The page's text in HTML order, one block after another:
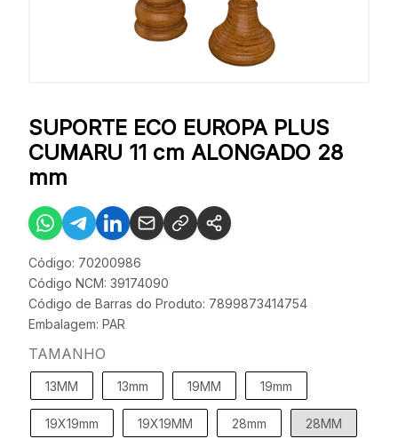
SUPORTE ECO EUROPA PLUS
CUMARU 11 cm ALONGADO 28
mm
Código: 70200986
Código NCM: 39174090
Código de Barras do Produto: 7899873414754
Embalagem: PAR
TAMANHO
13MM 13mm 19MM 19mm
19X19mm 19X19MM 28mm 28MM